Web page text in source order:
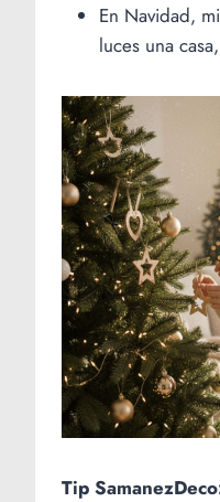
En Navidad,
luces una
Tip